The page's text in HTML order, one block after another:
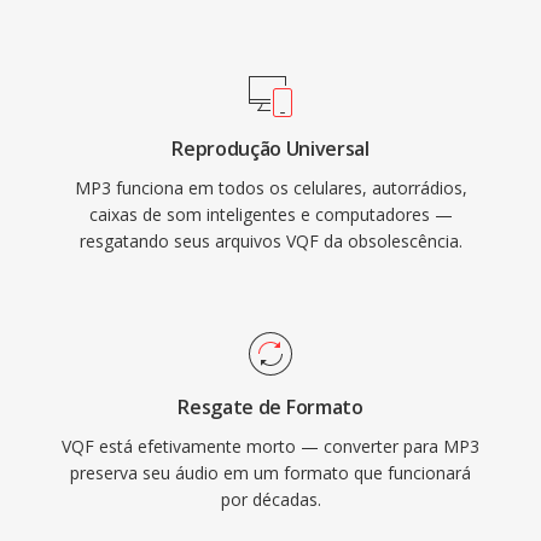
mais universalmente suportados em
praticamente todos os reprodutores de mídia,
sistemas operacionais é dispositivos portáteis.
Reprodução Universal
MP3 funciona em todos os celulares, autorrádios,
caixas de som inteligentes e computadores —
resgatando seus arquivos VQF da obsolescência.
Resgate de Formato
VQF está efetivamente morto — converter para MP3
preserva seu áudio em um formato que funcionará
por décadas.